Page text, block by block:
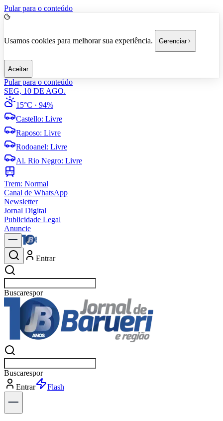
Pular para o conteúdo
Usamos cookies para melhorar sua experiência. Gerenciar
Aceitar
Pular para o conteúdo
SEG, 10 DE AGO.
15°C · 94%
Castello: Livre
Raposo: Livre
Rodoanel: Livre
Al. Rio Negro: Livre
Trem: Normal
Canal de WhatsApp
Newsletter
Jornal Digital
Publicidade Legal
Anuncie
Entrar
Buscarpolíti
Buscarpolíti
Entrar
Explorar